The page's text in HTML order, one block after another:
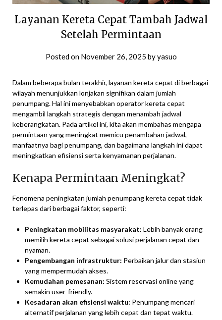
Layanan Kereta Cepat Tambah Jadwal
Setelah Permintaan
Posted on November 26, 2025 byyasuo
Dalam beberapa bulan terakhir, layanan kereta cepat di berbagai
wilayah menunjukkan lonjakan signifikan dalam jumlah
penumpang. Hal ini menyebabkan operator kereta cepat
mengambil langkah strategis dengan menambah jadwal
keberangkatan. Pada artikel ini, kita akan membahas mengapa
permintaan yang meningkat memicu penambahan jadwal,
manfaatnya bagi penumpang, dan bagaimana langkah ini dapat
meningkatkan efisiensi serta kenyamanan perjalanan.
Kenapa Permintaan Meningkat?
Fenomena peningkatan jumlah penumpang kereta cepat tidak
terlepas dari berbagai faktor, seperti:
Peningkatan mobilitas masyarakat: Lebih banyak orang
memilih kereta cepat sebagai solusi perjalanan cepat dan
nyaman.
Pengembangan infrastruktur: Perbaikan jalur dan stasiun
yang mempermudah akses.
Kemudahan pemesanan: Sistem reservasi online yang
semakin user-friendly.
Kesadaran akan efisiensi waktu: Penumpang mencari
alternatif perjalanan yang lebih cepat dan tepat waktu.